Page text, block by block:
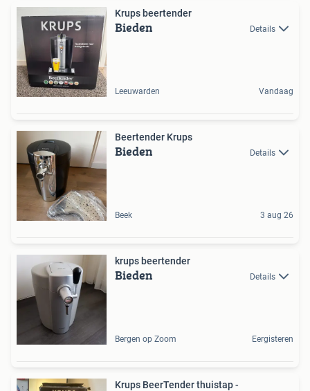
Krups beertender
Bieden Details
Leeuwarden Vandaag
Beertender Krups
Bieden Details
Beek 3 aug 26
krups beertender
Bieden Details
Bergen op Zoom Eergisteren
Krups BeerTender thuistap -